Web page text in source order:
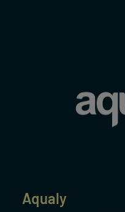
Aqualy